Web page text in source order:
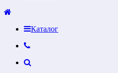
Каталог